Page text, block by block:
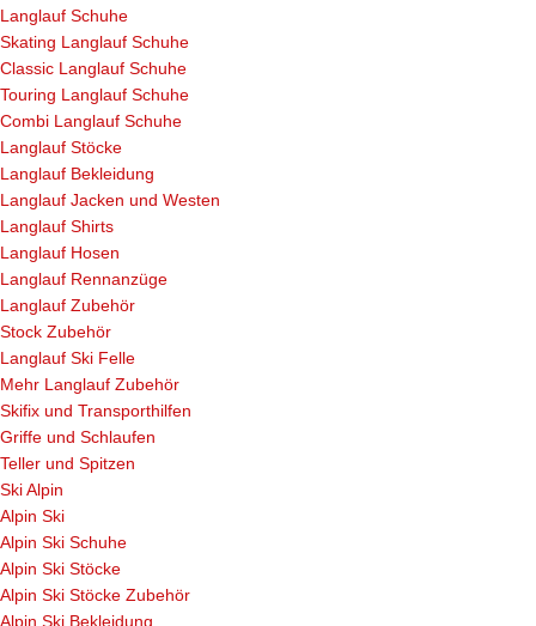
Langlauf Schuhe
Skating Langlauf Schuhe
Classic Langlauf Schuhe
Touring Langlauf Schuhe
Combi Langlauf Schuhe
Langlauf Stöcke
Langlauf Bekleidung
Langlauf Jacken und Westen
Langlauf Shirts
Langlauf Hosen
Langlauf Rennanzüge
Langlauf Zubehör
Stock Zubehör
Langlauf Ski Felle
Mehr Langlauf Zubehör
Skifix und Transporthilfen
Griffe und Schlaufen
Teller und Spitzen
Ski Alpin
Alpin Ski
Alpin Ski Schuhe
Alpin Ski Stöcke
Alpin Ski Stöcke Zubehör
Alpin Ski Bekleidung